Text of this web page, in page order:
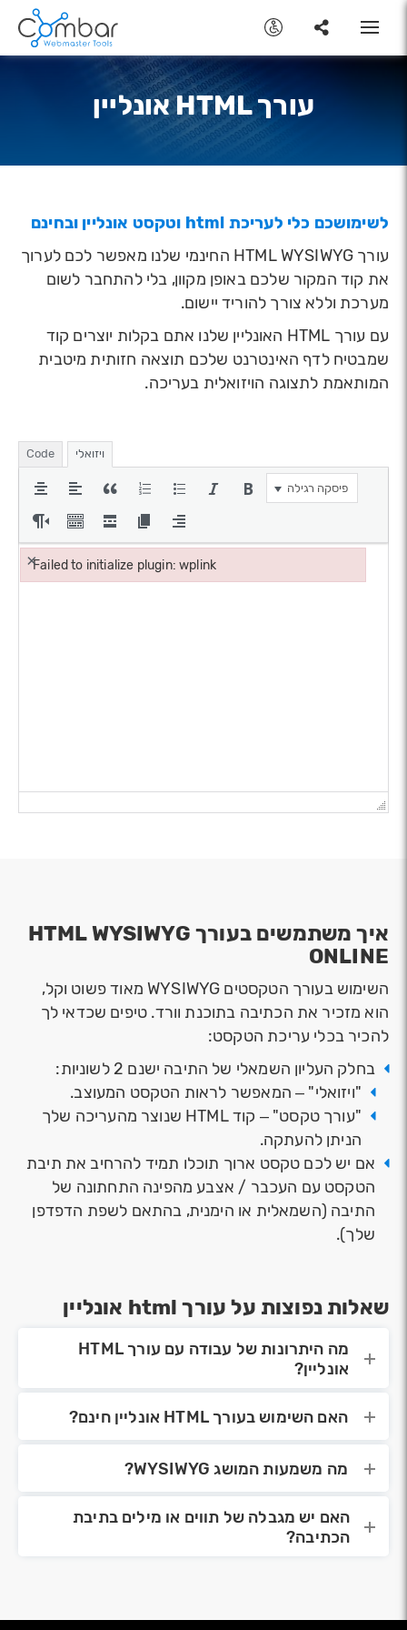
Toggle
navigation
עורך HTML אונליין
לשימושכם כלי לעריכת html וטקסט אונליין ובחינם
עורך HTML WYSIWYG החינמי שלנו מאפשר לכם לערוך
את קוד המקור שלכם באופן מקוון, בלי להתחבר לשום
מערכת וללא צורך להוריד יישום.
עם עורך HTML האונליין שלנו אתם בקלות יוצרים קוד
שמבטיח לדף האינטרנט שלכם תוצאה חזותית מיטבית
המותאמת לתצוגה הויזואלית בעריכה.
ויזואלי Code
פיסקה רגילה
איך משתמשים בעורך HTML WYSIWYG
ONLINE
השימוש בעורך הטקסטים WYSIWYG מאוד פשוט וקל,
הוא מזכיר את הכתיבה בתוכנת וורד. טיפים שכדאי לך
להכיר בכלי עריכת הטקסט:
בחלק העליון השמאלי של התיבה ישנם 2 לשוניות:
"ויזואלי" – המאפשר לראות הטקסט המעוצב.
"עורך טקסט" – קוד HTML שנוצר מהעריכה שלך
הניתן להעתקה.
אם יש לכם טקסט ארוך תוכלו תמיד להרחיב את תיבת
הטקסט עם העכבר / אצבע מהפינה התחתונה של
התיבה (השמאלית או הימנית, בהתאם לשפת הדפדפן
שלך).
שאלות נפוצות על עורך html אונליין
מה היתרונות של עבודה עם עורך HTML
אונליין?
האם השימוש בעורך HTML אונליין חינם?
מה משמעות המושג WYSIWYG?
האם יש מגבלה של תווים או מילים בתיבת
הכתיבה?
Failed to initialize plugin: wplink
×
Failed to initialize plugin: wplink